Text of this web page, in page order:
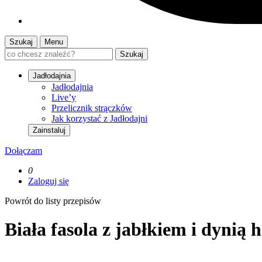
Szukaj
Menu
Szukaj
Jadłodajnia
Jadłodajnia
Live’y
Przelicznik strączków
Jak korzystać z Jadłodajni
Zainstaluj
Dołączam
0
Zaloguj się
Powrót do listy przepisów
Biała fasola z jabłkiem i dynią